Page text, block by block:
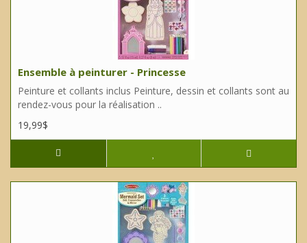
Ensemble à peinturer - Princesse
Peinture et collants inclus Peinture, dessin et collants sont au
rendez-vous pour la réalisation ..
19,99$